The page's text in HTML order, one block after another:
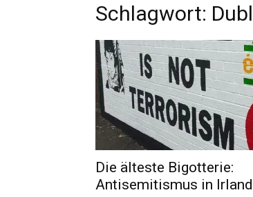
Schlagwort:
Die älteste Bigotterie:
Antisemitismus in Irland